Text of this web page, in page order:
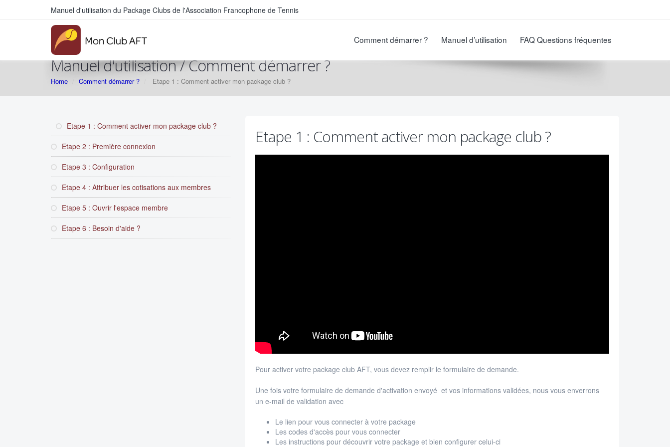
Manuel d'utilisation du Package Clubs de l'Association Francophone de Tennis
Comment démarrer ? Manuel d’utilisation FAQ Questions fréquentes
Manuel d'utilisation / Comment démarrer ?
Home Comment démarrer ? Etape 1 : Comment activer mon package club ?
Etape 1 : Comment activer mon package club ?
Etape 2 : Première connexion
Etape 3 : Configuration
Etape 4 : Attribuer les cotisations aux membres
Etape 5 : Ouvrir l'espace membre
Etape 6 : Besoin d'aide ?
Etape 1 : Comment activer mon package club ?
Pour activer votre package club AFT, vous devez remplir le formulaire de demande.
Une fois votre formulaire de demande d'activation envoyé et vos informations validées, nous vous enverrons
un e-mail de validation avec
Le lien pour vous connecter à votre package
Les codes d'accès pour vous connecter
Les instructions pour découvrir votre package et bien configurer celui-ci